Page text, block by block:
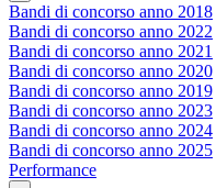
Bandi di concorso anno 2018
Bandi di concorso anno 2022
Bandi di concorso anno 2021
Bandi di concorso anno 2020
Bandi di concorso anno 2019
Bandi di concorso anno 2023
Bandi di concorso anno 2024
Bandi di concorso anno 2025
Performance